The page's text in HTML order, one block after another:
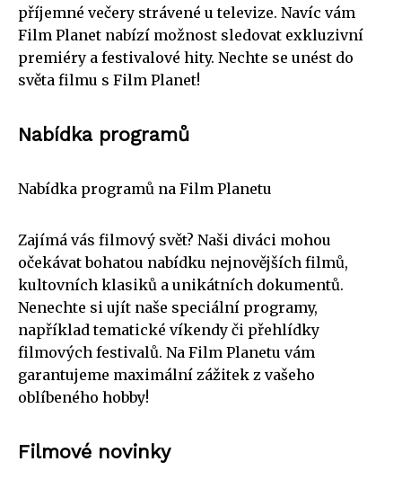
příjemné večery strávené u televize. Navíc vám
Film Planet nabízí možnost sledovat exkluzivní
premiéry a festivalové hity. Nechte se unést do
světa filmu s Film Planet!
Nabídka programů
Nabídka programů na Film Planetu
Zajímá vás filmový svět? Naši diváci mohou
očekávat bohatou nabídku nejnovějších filmů,
kultovních klasiků a unikátních dokumentů.
Nenechte si ujít naše speciální programy,
například tematické víkendy či přehlídky
filmových festivalů. Na Film Planetu vám
garantujeme maximální zážitek z vašeho
oblíbeného hobby!
Filmové novinky